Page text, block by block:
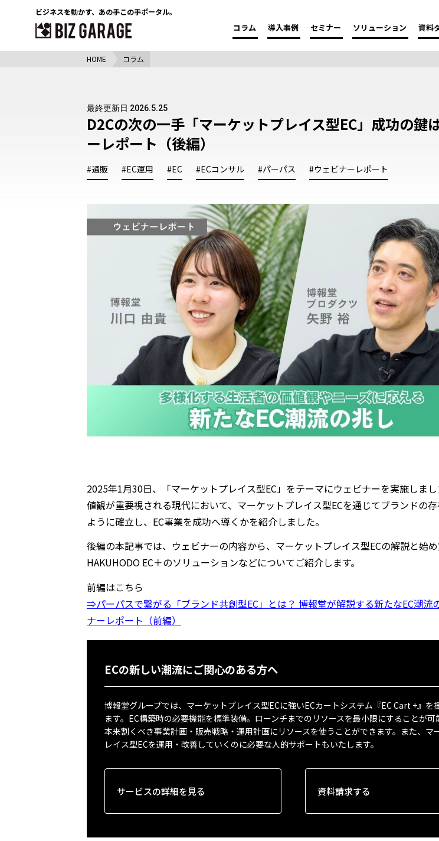
ビジネスを動かす、 あの手この手ポータル。
コラム 導入事例 セミナー ソリューション 資料
HOME コラム
最終更新日 2026.5.25
D2Cの次の一手「マーケットプレイス型EC」成功の
ーレポート（後編）
#通販 #EC運用 #EC #ECコンサル #パーパス #ウェビナーレポート
2025年1月30日、「マーケットプレイス型EC」をテーマにウェビナーを実施しま
値観が重要視される現代において、マーケットプレイス型ECを通じてブランドの
ように確立し、EC事業を成功へ導くかを紹介しました。
後編の本記事では、ウェビナーの内容から、マーケットプレイス型ECの解説と始め
HAKUHODO EC＋のソリューションなどについてご紹介します。
前編はこちら
⇒パーパスで繋がる「ブランド共創型EC」とは？ 博報堂が解説する新たなEC潮流
ナーレポート（前編）
ECの新しい潮流にご関心のある方へ
博報堂グループでは、マーケットプレイス型ECに強いECカートシステム『EC Cart +』を
ます。EC構築時の必要機能を標準装備。ローンチまでのリソースを最小限にすることが可
本来割くべき事業計画・販売戦略・運用計画にリソースを使うことができます。また、マ
レイス型ECを運用・改善していくのに必要な人的サポートもいたします。
サービスの詳細を見る 資料請求する